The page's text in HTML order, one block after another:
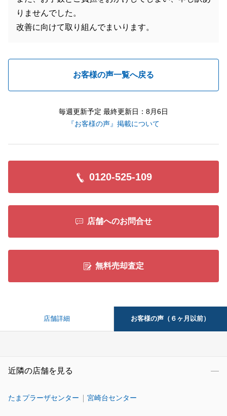
りませんでした。
改善に向けて取り組んでまいります。
お客様の声一覧へ戻る
毎週更新予定 最終更新日：8月6日
『お客様の声』掲載について
0120-525-109
店舗へのお問合せ
無料売却査定
店舗詳細 お客様の声（６ヶ月以前）
近隣の店舗を見る
たまプラーザセンター 宮崎台センター